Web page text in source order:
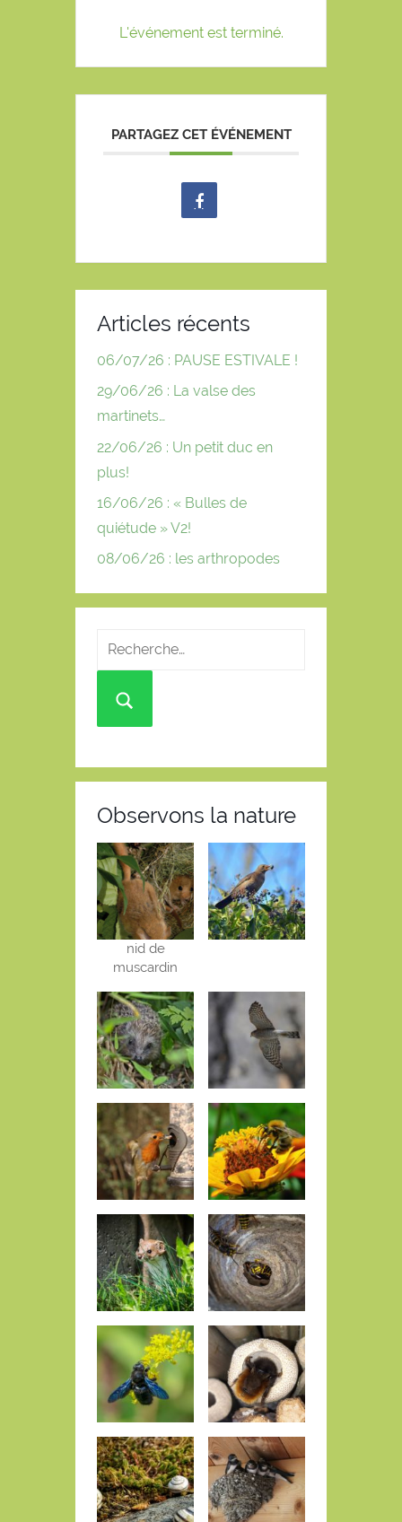
L'événement est terminé.
PARTAGEZ CET ÉVÉNEMENT
Articles récents
06/07/26 : PAUSE ESTIVALE !
29/06/26 : La valse des
martinets…
22/06/26 : Un petit duc en
plus!
16/06/26 : « Bulles de
quiétude » V2!
08/06/26 : les arthropodes
Observons la nature
nid de
muscardin